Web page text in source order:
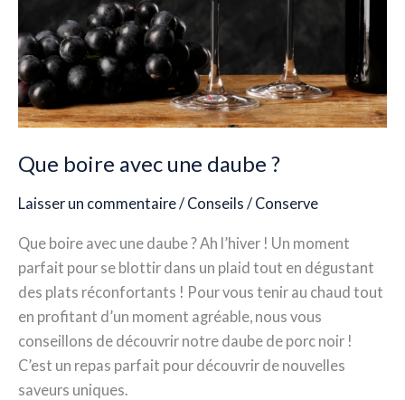
Que boire avec une daube ?
Laisser un commentaire / Conseils / Conserve
Que boire avec une daube ? Ah l’hiver ! Un moment
parfait pour se blottir dans un plaid tout en dégustant
des plats réconfortants ! Pour vous tenir au chaud tout
en profitant d’un moment agréable, nous vous
conseillons de découvrir notre daube de porc noir !
C’est un repas parfait pour découvrir de nouvelles
saveurs uniques.